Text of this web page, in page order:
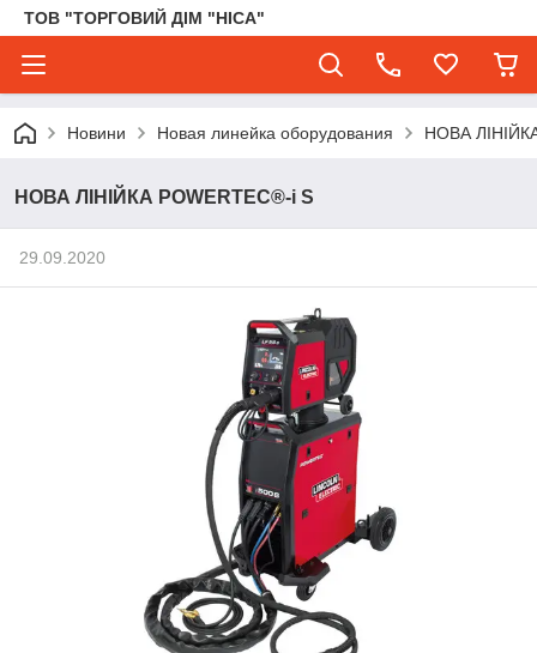
ТОВ "ТОРГОВИЙ ДІМ "НІСА"
Новини Новая линейка оборудования НОВА
НОВА ЛІНІЙКА POWERTEC®-i S
29.09.2020